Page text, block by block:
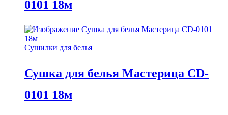
0101 18м
Сушилки для белья
Сушка для белья Мастерица CD-
0101 18м